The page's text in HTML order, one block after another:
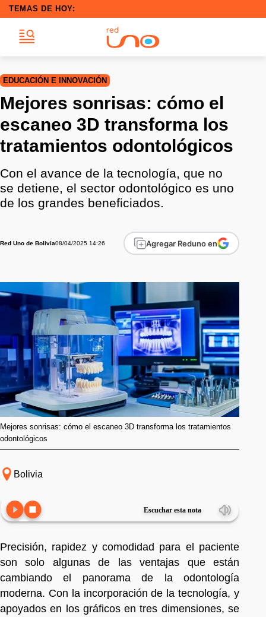
TEMAS DE HOY:
EDUCACIÓN E INNOVACIÓN
Mejores sonrisas: cómo el
escaneo 3D transforma los
tratamientos odontológicos
Con el avance de la tecnología, que no
se detiene, el sector odontológico es uno
de los grandes beneficiados.
Red Uno de Bolivia08/04/2025 14:26 Agregar Reduno en
Mejores sonrisas: cómo el escaneo 3D transforma los tratamientos
odontológicos
Bolivia
Escuchar esta nota
Precisión, rapidez y comodidad para el paciente
son solo algunas de las ventajas que están
cambiando el panorama de la odontología
moderna. Con la incorporación de la tecnología, y
apoyados en los gráficos en tres dimensiones, se